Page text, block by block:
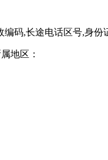
码,长途电话区号,身份
地区：